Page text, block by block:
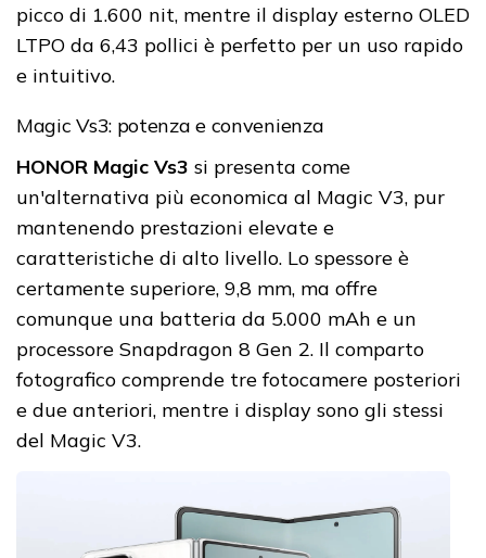
picco di 1.600 nit, mentre il display esterno OLED
LTPO da 6,43 pollici è perfetto per un uso rapido
e intuitivo.
Magic Vs3: potenza e convenienza
HONOR Magic Vs3 si presenta come
un'alternativa più economica al Magic V3, pur
mantenendo prestazioni elevate e
caratteristiche di alto livello. Lo spessore è
certamente superiore, 9,8 mm, ma offre
comunque una batteria da 5.000 mAh e un
processore Snapdragon 8 Gen 2. Il comparto
fotografico comprende tre fotocamere posteriori
e due anteriori, mentre i display sono gli stessi
del Magic V3.